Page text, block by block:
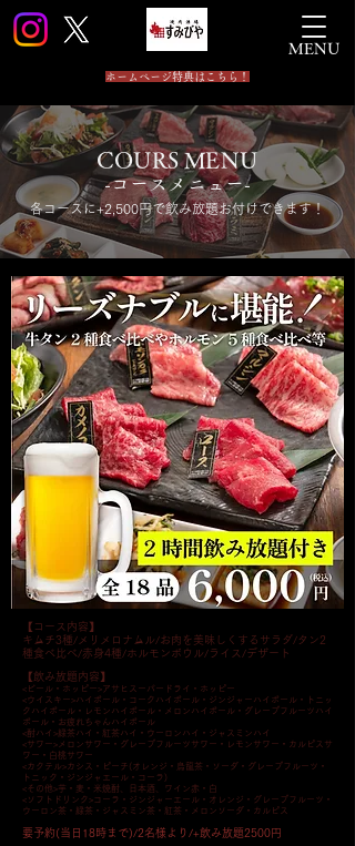
MENU
ホームページ特典はこちら！
COURS MENU
-コースメニュー-
各コースに+2,500円で飲み放題お付けできます！
【コース内容】
キムチ3種/メリメロナムル/お肉を美味しくするサラダ/タン2
種食べ比べ/赤身4種/ホルモンボウル/ライス/デザート
【飲み放題内容】
<ビール・ホッピー>アサヒスーパードライ・ホッピー
<ウイスキー>ハイボール・コークハイボール・ジンジャーハイボール・トニッ
クハイボール・レモンハイボール・メロンハイボール・グレープフルーツハイ
ボール・お疲れちゃんハイボール
<酎ハイ> 緑茶ハイ・紅茶ハイ・ウーロンハイ・ジャスミンハイ
<サワー>メロンサワー・グレープフルーツサワー・レモンサワー・カルピスサ
ワー・白桃サワー
<カクテル>カシス・ピーチ(オレンジ・烏龍茶・ソーダ・グレープフルーツ・
トニック・ジンジャエール・コーラ)
<その他>芋・麦・米焼酎、日本酒、ワイン赤・白
<ソフトドリンク>コーラ・ジンジャーエール・オレンジ・グレープフルーツ・
ウーロン茶・緑茶・ジャスミン茶・紅茶・メロンソーダ・カルピス
要予約(当日18時まで)/2名様より/+飲み放題2500円